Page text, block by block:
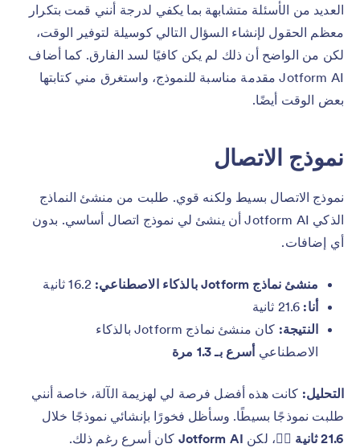
العديد من الأسئلة متشابهة بما يكفي لدرجة أنني قمت بتكرار
معظم الحقول لإنشاء السؤال التالي كوسيلة لتوفير الوقت،
لكن من الواضح أن ذلك لم يكن كافيًا لسد الفارق. كما أضاف
Jotform AI مقدمة مناسبة للنموذج، واستغرق مني كتابتها
بعض الوقت أيضًا.
نموذج الاتصال
نموذج الاتصال بسيط ولكنه قوي. طلبت من منشئ النماذج
الذكي Jotform AI أن ينشئ لي نموذج اتصال أساسي. بدون
أي إضافات.
منشئ نماذج Jotform بالذكاء الاصطناعي:
16.2 ثانية
أنا:
النتيجة:
كان منشئ نماذج Jotform بالذكاء
الاصطناعيأسرع بـ 1.3 مرة
التحليل: كانت هذه أفضل فرصة لي لهزيمة الآلة، خاصة أنني
طلبت نموذجًا بسيطًا. وسأظل فخورًا بإنشائي نموذجًا خلال
21.6 ثانية
😮‍💨، لكن Jotform AI كان أسرع رغم ذلك.